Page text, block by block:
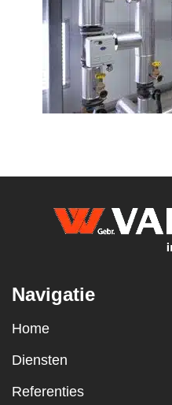
Navigatie
Home
Diensten
Referenties